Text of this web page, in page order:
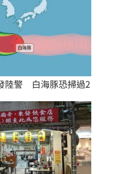
陸警　白海豚恐掃過2